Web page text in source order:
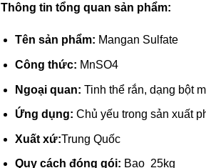
Thông tin tổng quan sản phẩm:
Tên sản phẩm: Mangan Sulfate
Công thức: MnSO4
Ngoại quan: Tinh thể rắn, dạng bột
Ứng dụng: Chủ yếu trong sản xuất
Xuất xứ:Trung Quốc
Quy cách đóng gói: Bao 25kg